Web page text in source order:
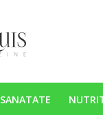
SANATATE